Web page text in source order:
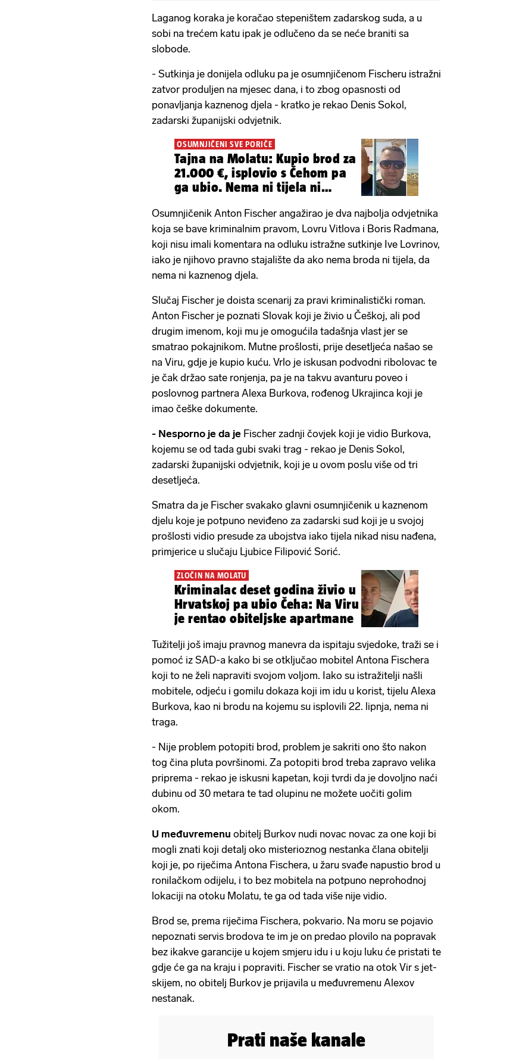
Laganog koraka je koračao stepeništem zadarskog suda, a u
sobi na trećem katu ipak je odlučeno da se neće braniti sa
slobode.
- Sutkinja je donijela odluku pa je osumnjičenom Fischeru istražni
zatvor produljen na mjesec dana, i to zbog opasnosti od
ponavljanja kaznenog djela - kratko je rekao Denis Sokol,
zadarski županijski odvjetnik.
OSUMNJIČENI SVE PORIČE
Tajna na Molatu: Kupio brod za
21.000 €, isplovio s Čehom pa
ga ubio. Nema ni tijela ni
Osumnjičenik Anton Fischer angažirao je dva najbolja odvjetnika
koja se bave kriminalnim pravom, Lovru Vitlova i Boris Radmana,
koji nisu imali komentara na odluku istražne sutkinje Ive Lovrinov,
iako je njihovo pravno stajalište da ako nema broda ni tijela, da
nema ni kaznenog djela.
Slučaj Fischer je doista scenarij za pravi kriminalistički roman.
Anton Fischer je poznati Slovak koji je živio u Češkoj, ali pod
drugim imenom, koji mu je omogućila tadašnja vlast jer se
smatrao pokajnikom. Mutne prošlosti, prije desetljeća našao se
na Viru, gdje je kupio kuću. Vrlo je iskusan podvodni ribolovac te
je čak držao sate ronjenja, pa je na takvu avanturu poveo i
poslovnog partnera Alexa Burkova, rođenog Ukrajinca koji je
imao češke dokumente.
- Nesporno je da je Fischer zadnji čovjek koji je vidio Burkova,
kojemu se od tada gubi svaki trag - rekao je Denis Sokol,
zadarski županijski odvjetnik, koji je u ovom poslu više od tri
desetljeća.
Smatra da je Fischer svakako glavni osumnjičenik u kaznenom
djelu koje je potpuno neviđeno za zadarski sud koji je u svojoj
prošlosti vidio presude za ubojstva iako tijela nikad nisu nađena,
primjerice u slučaju Ljubice Filipović Sorić.
ZLOČIN NA MOLATU
Kriminalac deset godina živio u
Hrvatskoj pa ubio Čeha: Na Viru
je rentao obiteljske apartmane
Tužitelji još imaju pravnog manevra da ispitaju svjedoke, traži se i
pomoć iz SAD-a kako bi se otključao mobitel Antona Fischera
koji to ne želi napraviti svojom voljom. Iako su istražitelji našli
mobitele, odjeću i gomilu dokaza koji im idu u korist, tijelu Alexa
Burkova, kao ni brodu na kojemu su isplovili 22. lipnja, nema ni
traga.
- Nije problem potopiti brod, problem je sakriti ono što nakon
tog čina pluta površinomi. Za potopiti brod treba zapravo velika
priprema - rekao je iskusni kapetan, koji tvrdi da je dovoljno naći
dubinu od 30 metara te tad olupinu ne možete uočiti golim
okom.
U međuvremenu obitelj Burkov nudi novac novac za one koji bi
mogli znati koji detalj oko misterioznog nestanka člana obitelji
koji je, po riječima Antona Fischera, u žaru svađe napustio brod u
ronilačkom odijelu, i to bez mobitela na potpuno neprohodnoj
lokaciji na otoku Molatu, te ga od tada više nije vidio.
Brod se, prema riječima Fischera, pokvario. Na moru se pojavio
nepoznati servis brodova te im je on predao plovilo na popravak
bez ikakve garancije u kojem smjeru idu i u koju luku će pristati te
gdje će ga na kraju i popraviti. Fischer se vratio na otok Vir s jet-
skijem, no obitelj Burkov je prijavila u međuvremenu Alexov
nestanak.
Prati naše kanale